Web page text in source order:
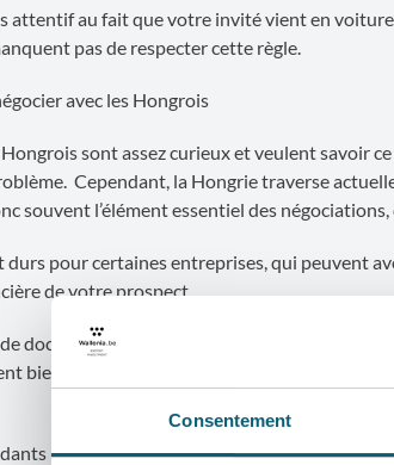
Consentement
attentif au fait que votre invité vient en
pas de respecter cette règle.
avec les Hongrois
Hongrois sont assez curieux et veulent savoir
Cependant, la Hongrie traverse
souvent l’élément essentiel des
durs pour certaines entreprises, qui peuvent
de votre prospect.
documentation avec quelques éléments en
bien vue. En général, les spécifications
hongrois seront très honorés si vous les